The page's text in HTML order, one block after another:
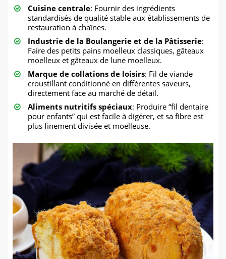
Cuisine centrale: Fournir des ingrédients
standardisés de qualité stable aux établissements de
restauration à chaînes.
Industrie de la Boulangerie et de la Pâtisserie:
Faire des petits pains moelleux classiques, gâteaux
moelleux et gâteaux de lune moelleux.
Marque de collations de loisirs: Fil de viande
croustillant conditionné en différentes saveurs,
directement face au marché de détail.
Aliments nutritifs spéciaux: Produire “fil dentaire
pour enfants” qui est facile à digérer, et sa fibre est
plus finement divisée et moelleuse.